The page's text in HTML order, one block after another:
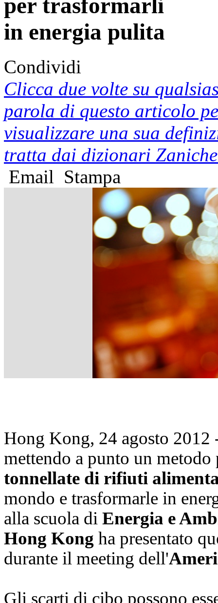
per trasformarli
in energia pulita
Condividi
Clicca due volte su
parola di questo articolo
visualizzare una sua
tratta dai dizionari
Email Stampa
Hong Kong, 24 agosto
mettendo a punto un
tonnellate di rifiuti
mondo e trasformarle in
alla scuola di Energia e
Hong Kong ha presentato
durante il meeting dell'
Gli scarti di cibo possono